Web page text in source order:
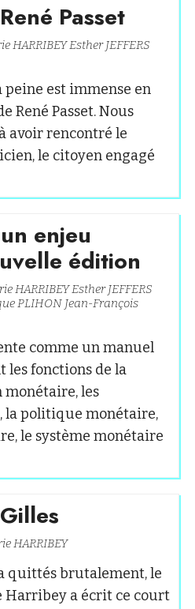
Passet
HARRIBEYEsther JEFFERS
peine est immense en
René Passet. Nous
avoir rencontré le
le citoyen engagé
enjeu
édition
HARRIBEYEsther JEFFERS
PLIHON Jean-François
comme un manuel
les fonctions de la
monétaire, les
la politique monétaire,
le système monétaire
HARRIBEY
quittés brutalement, le
Harribey a écrit ce court